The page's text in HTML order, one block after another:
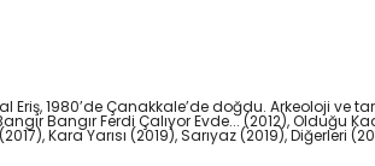
Eriş, 1980’de Çanakkale’de doğdu. Arkeoloji ve
Bangır Ferdi Çalıyor Evde... (2012), Olduğu
Kara Yarısı (2019), Sarıyaz (2019),